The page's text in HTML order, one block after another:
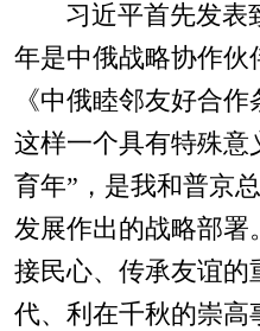
习近平首先发表
年是中俄战略协作伙
《中俄睦邻友好合
这样一个具有特殊意
育年”，是我和普京
发展作出的战略部署
接民心、传承友谊的
代、利在千秋的崇高